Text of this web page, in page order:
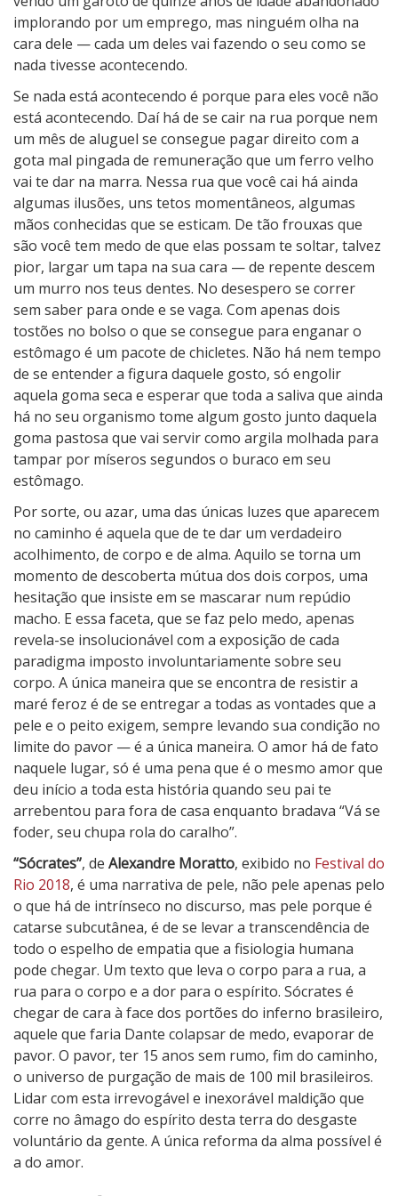
implorando por um emprego, mas ninguém olha na
cara dele — cada um deles vai fazendo o seu como se
nada tivesse acontecendo.
Se nada está acontecendo é porque para eles você não
está acontecendo. Daí há de se cair na rua porque nem
um mês de aluguel se consegue pagar direito com a
gota mal pingada de remuneração que um ferro velho
vai te dar na marra. Nessa rua que você cai há ainda
algumas ilusões, uns tetos momentâneos, algumas
mãos conhecidas que se esticam. De tão frouxas que
são você tem medo de que elas possam te soltar, talvez
pior, largar um tapa na sua cara — de repente descem
um murro nos teus dentes. No desespero se correr
sem saber para onde e se vaga. Com apenas dois
tostões no bolso o que se consegue para enganar o
estômago é um pacote de chicletes. Não há nem tempo
de se entender a figura daquele gosto, só engolir
aquela goma seca e esperar que toda a saliva que ainda
há no seu organismo tome algum gosto junto daquela
goma pastosa que vai servir como argila molhada para
tampar por míseros segundos o buraco em seu
estômago.
Por sorte, ou azar, uma das únicas luzes que aparecem
no caminho é aquela que de te dar um verdadeiro
acolhimento, de corpo e de alma. Aquilo se torna um
momento de descoberta mútua dos dois corpos, uma
hesitação que insiste em se mascarar num repúdio
macho. E essa faceta, que se faz pelo medo, apenas
revela-se insolucionável com a exposição de cada
paradigma imposto involuntariamente sobre seu
corpo. A única maneira que se encontra de resistir a
maré feroz é de se entregar a todas as vontades que a
pele e o peito exigem, sempre levando sua condição no
limite do pavor — é a única maneira. O amor há de fato
naquele lugar, só é uma pena que é o mesmo amor que
deu início a toda esta história quando seu pai te
arrebentou para fora de casa enquanto bradava “Vá se
foder, seu chupa rola do caralho”.
“Sócrates”, de Alexandre Moratto, exibido no Festival do
Rio 2018, é uma narrativa de pele, não pele apenas pelo
o que há de intrínseco no discurso, mas pele porque é
catarse subcutânea, é de se levar a transcendência de
todo o espelho de empatia que a fisiologia humana
pode chegar. Um texto que leva o corpo para a rua, a
rua para o corpo e a dor para o espírito. Sócrates é
chegar de cara à face dos portões do inferno brasileiro,
aquele que faria Dante colapsar de medo, evaporar de
pavor. O pavor, ter 15 anos sem rumo, fim do caminho,
o universo de purgação de mais de 100 mil brasileiros.
Lidar com esta irrevogável e inexorável maldição que
corre no âmago do espírito desta terra do desgaste
voluntário da gente. A única reforma da alma possível é
a do amor.